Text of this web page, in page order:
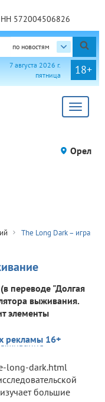
572004506826
по новостям
18+
7 августа 2026 г.
пятница
Toggle
Орел
The Long Dark – игра
переводе "Долгая
выживания.
элементы
рекламы 16+
long-dark.html
большие